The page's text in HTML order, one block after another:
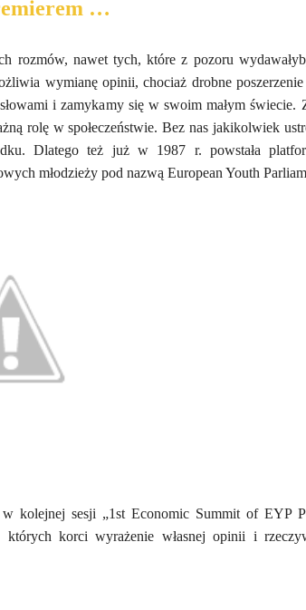
…
rozmów, nawet tych, które z pozoru
wymianę opinii, chociaż drobne
i zamykamy się w swoim małym świecie.
rolę w społeczeństwie. Bez nas jakikolwiek
Dlatego też już w 1987 r. powstała
młodzieży pod nazwą European Youth
kolejnej sesji „1st Economic Summit of EYP
których korci wyrażenie własnej opinii i